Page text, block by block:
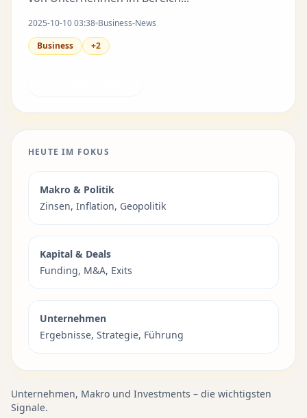
2025-10-10 03:38 Business-News
Business
+2
HEUTE IM FOKUS
Makro & Politik
Zinsen, Inflation, Geopolitik
Kapital & Deals
Funding, M&A, Exits
Unternehmen
Ergebnisse, Strategie, Führung
Unternehmen, Makro und Investments – die wichtigsten
Signale.